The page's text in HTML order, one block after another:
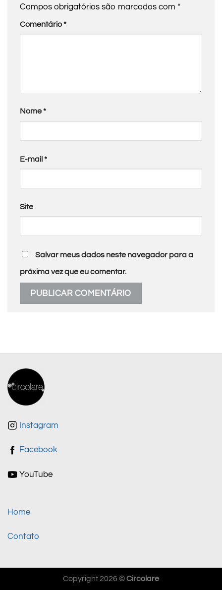
Campos obrigatórios são marcados com *
Comentário*
Nome*
E-mail*
Site
Salvar meus dados neste navegador para a
próxima vez que eu comentar.
Instagram
Facebook
YouTube
Home
Contato
Copyright 2026 ©Circolare